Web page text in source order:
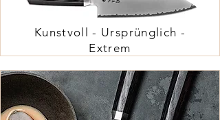
Kunstvoll - Ursprünglich -
Extrem